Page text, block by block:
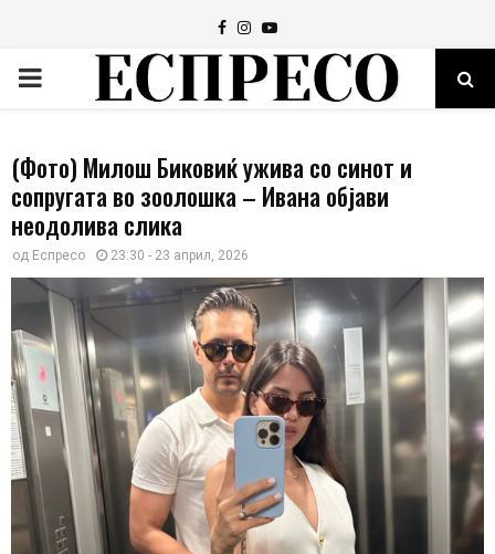
Facebook
Instagram
Youtube
PRIMARY
(Фото) Милош Биковиќ ужива со синот и
сопругата во зоолошка – Ивана објави
неодолива слика
од Еспресо 23:30 - 23 април, 2026